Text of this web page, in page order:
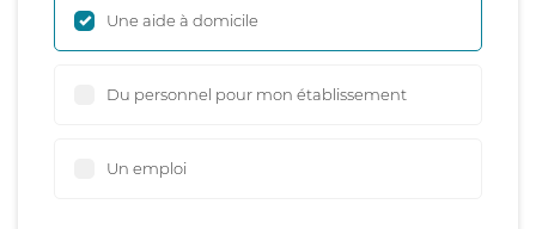
Une aide à domicile
Du personnel pour mon établissement
Un emploi